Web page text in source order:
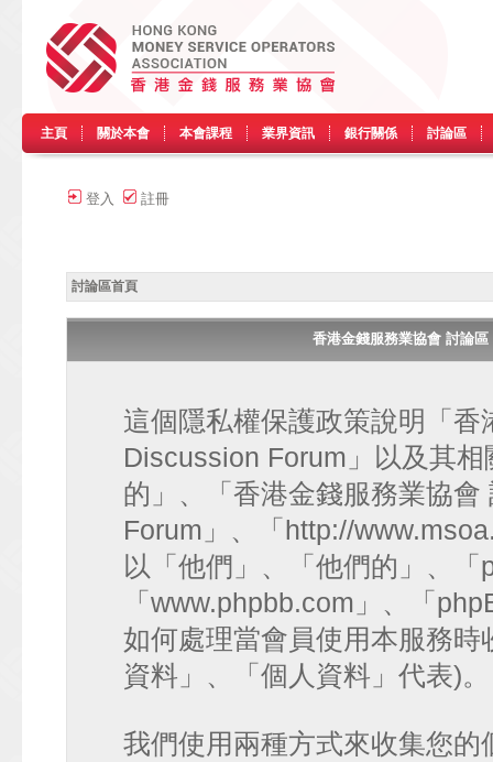
主頁 關於本會 本會課程 業界資訊 銀行關係 討論區
登入 註冊
討論區首頁
香港金錢服務業協會 討論
這個隱私權保護政策說明「香
Discussion Forum」以及其
的」、「香港金錢服務業協
Forum」、「http://
以「他們」、「他們的」、「
「www.phpbb.com」、「
如何處理當會員使用本服務
資料」、「個人資料」代表)。
我們使用兩種方式來收集您